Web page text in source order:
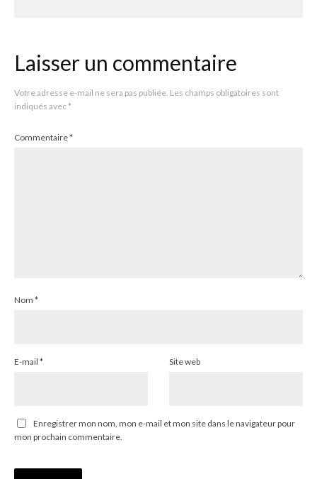
Laisser un commentaire
Votre adresse e-mail ne sera pas publiée. Les champs obligatoires sont
indiqués avec*
Commentaire*
Nom *
E-mail * Site web
Enregistrer mon nom, mon e-mail et mon site dans le navigateur pour
mon prochain commentaire.